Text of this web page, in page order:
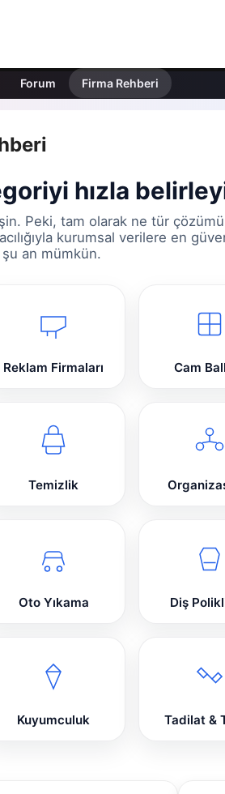
Forum Firma Rehberi
hızla
Peki, tam olarak ne tür çözümü
kurumsal verilere en
an mümkün.
Reklam Firmaları Cam
Temizlik
Oto Yıkama Diş
Kuyumculuk Tadilat &